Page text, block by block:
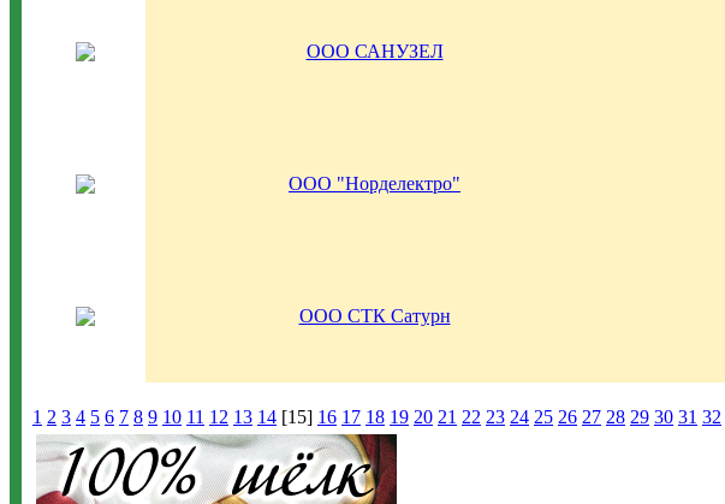
ООО САНУЗЕЛ
ООО "Норделектро"
ООО СТК Сатурн
1 2 3 4 5 6 7 8 9 10 11 12 13 14 [15] 16 17 18 19 20 21 22 23 24 25 26 27 28 29 30 31 32